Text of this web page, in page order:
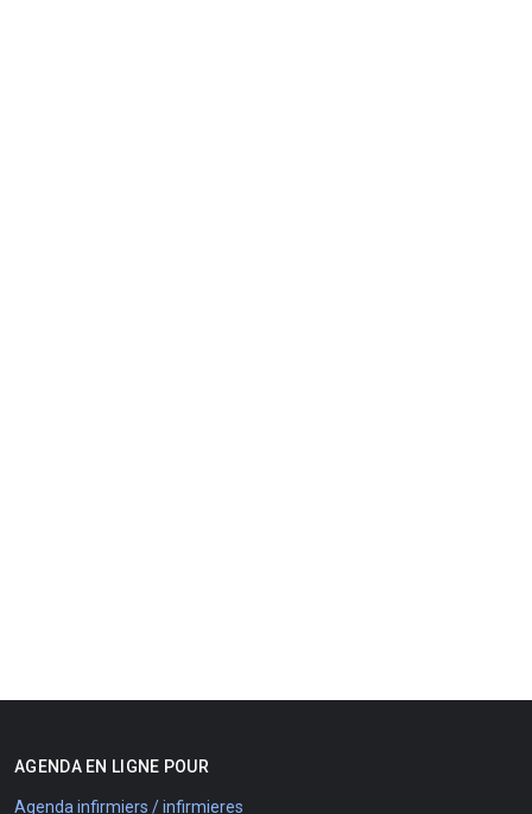
AGENDA EN LIGNE POUR
Agenda infirmiers / infirmieres